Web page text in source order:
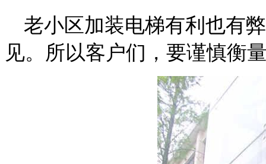
老小区加装电梯有利也有
见。所以客户们，要谨慎衡